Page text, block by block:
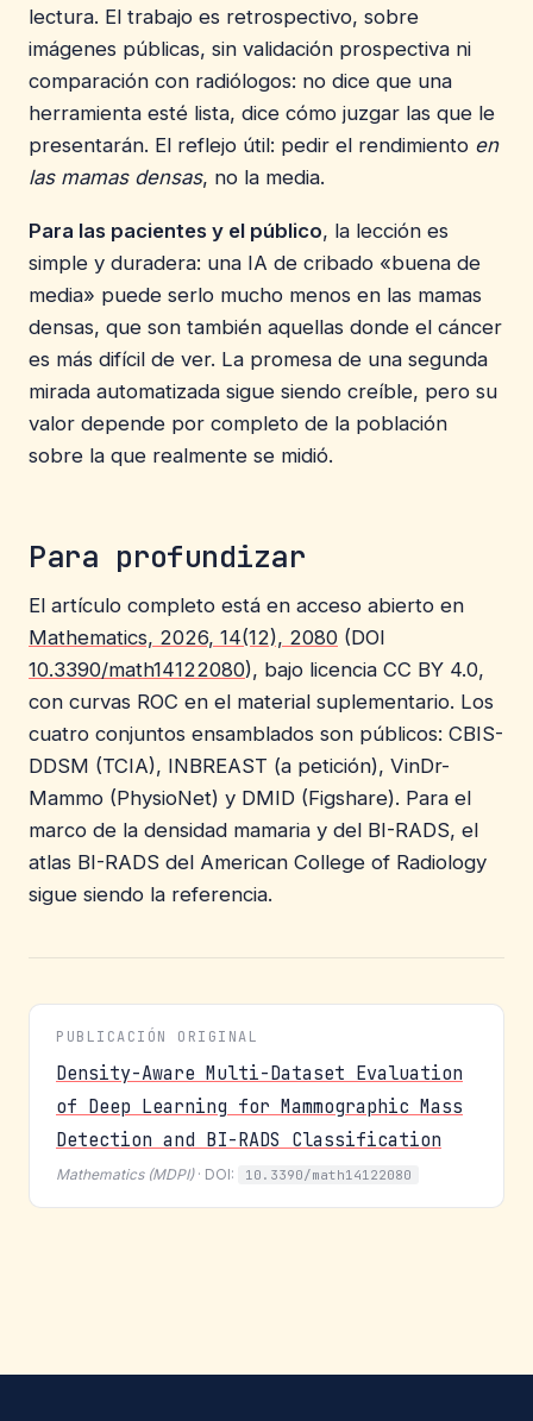
lectura. El trabajo es retrospectivo, sobre
imágenes públicas, sin validación prospectiva ni
comparación con radiólogos: no dice que una
herramienta esté lista, dice cómo juzgar las que le
presentarán. El reflejo útil: pedir el rendimiento en
las mamas densas, no la media.
Para las pacientes y el público, la lección es
simple y duradera: una IA de cribado «buena de
media» puede serlo mucho menos en las mamas
densas, que son también aquellas donde el cáncer
es más difícil de ver. La promesa de una segunda
mirada automatizada sigue siendo creíble, pero su
valor depende por completo de la población
sobre la que realmente se midió.
Para profundizar
El artículo completo está en acceso abierto en
Mathematics, 2026, 14(12), 2080 (DOI
10.3390/math14122080), bajo licencia CC BY 4.0,
con curvas ROC en el material suplementario. Los
cuatro conjuntos ensamblados son públicos: CBIS-
DDSM (TCIA), INBREAST (a petición), VinDr-
Mammo (PhysioNet) y DMID (Figshare). Para el
marco de la densidad mamaria y del BI-RADS, el
atlas BI-RADS del American College of Radiology
sigue siendo la referencia.
PUBLICACIÓN ORIGINAL
Density-Aware Multi-Dataset Evaluation
of Deep Learning for Mammographic Mass
Detection and BI-RADS Classification
Mathematics (MDPI)· DOI: 10.3390/math14122080